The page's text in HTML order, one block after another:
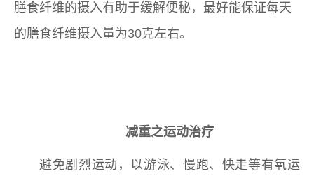
膳食纤维的摄入有助于缓解便秘，最好能保证每天
的膳食纤维摄入量为30克左右。
减重之运动治疗
避免剧烈运动，以游泳、慢跑、快走等有氧运